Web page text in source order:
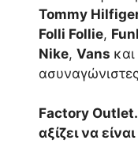
Tommy
Folli Follie,
Nike, Vans
Factory Outlet.
αξίζει να